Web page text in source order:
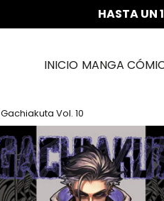
HASTA UN
INICIO MANGA
Gachiakuta Vol. 10